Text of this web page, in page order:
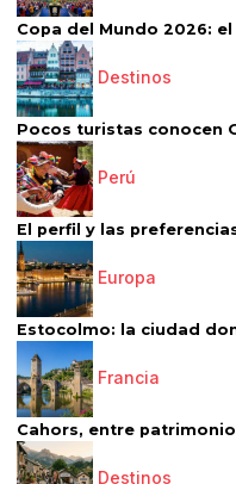
Copa del Mundo 2026:
Destinos
Pocos turistas conocen
Perú
El perfil y las
Europa
Estocolmo: la ciudad
Francia
Cahors, entre
Destinos